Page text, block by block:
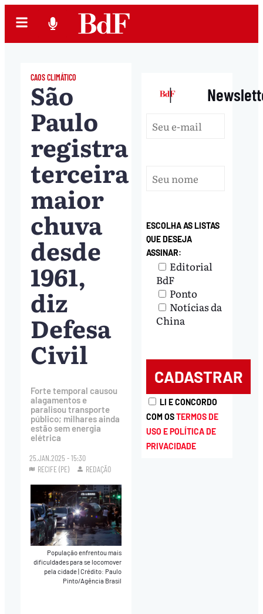
CAOS CLIMÁTICO
São
Paulo
registra
terceira
maior
chuva
desde
1961,
diz
Defesa
Civil
Forte temporal causou
alagamentos e
paralisou transporte
público; milhares ainda
estão sem energia
elétrica
25.JAN.2025 - 15:30
RECIFE (PE)
REDAÇÃO
População enfrentou mais
dificuldades para se locomover
pela cidade|Crédito: Paulo
Pinto/Agência Brasil
|
ESCOLHA AS LISTAS
QUE DESEJA
ASSINAR:
Editorial
BdF
Ponto
Notícias da
China
LI E CONCORDO
COM OSTERMOS DE
USO E POLÍTICA DE
PRIVACIDADE